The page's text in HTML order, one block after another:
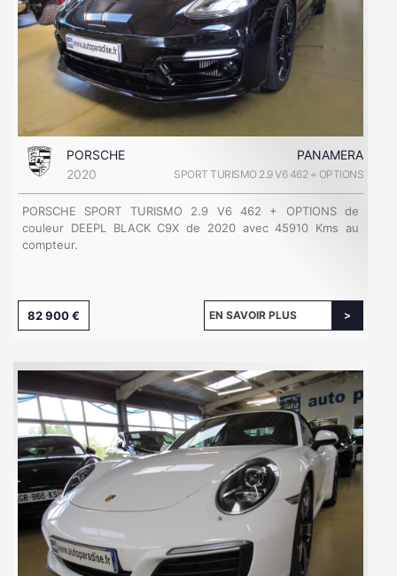
PORSCHE
PANAMERA
2020
SPORT TURISMO 2.9 V6 462 + OPTIONS
PORSCHE SPORT TURISMO 2.9 V6 462 + OPTIONS de
couleur DEEPL BLACK C9X de 2020 avec 45910 Kms au
compteur.
82 900 € EN SAVOIR PLUS